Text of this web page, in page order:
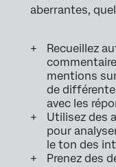
aberrantes,
Recueillez
mentions
de
avec les
Utilisez des
pour
le ton des
Prenez des